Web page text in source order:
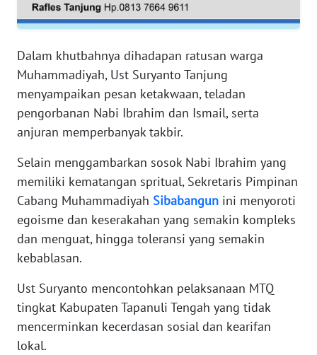
Dalam khutbahnya dihadapan ratusan warga
Muhammadiyah, Ust Suryanto Tanjung
menyampaikan pesan ketakwaan, teladan
pengorbanan Nabi Ibrahim dan Ismail, serta
anjuran memperbanyak takbir.
Selain menggambarkan sosok Nabi Ibrahim yang
memiliki kematangan spritual, Sekretaris Pimpinan
Cabang Muhammadiyah Sibabangun ini menyoroti
egoisme dan keserakahan yang semakin kompleks
dan menguat, hingga toleransi yang semakin
kebablasan.
Ust Suryanto mencontohkan pelaksanaan MTQ
tingkat Kabupaten Tapanuli Tengah yang tidak
mencerminkan kecerdasan sosial dan kearifan
lokal.
WN
WN
WN
JAMBI
WN
WN
NTB
WN
SULTENG
WN
SULBAR